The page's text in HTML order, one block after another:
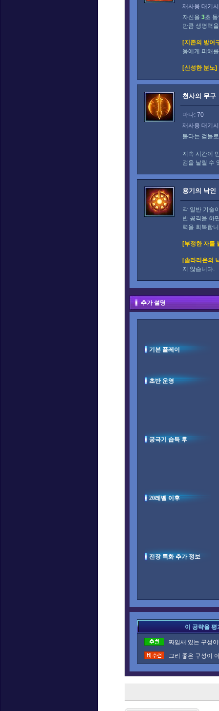
재사용 대기
자신을 3초
만큼 생명력
[지존의 방어
웅에게 피해
[신성한 분노]
천사의 무구
마나: 70
재사용 대기
불타는 검들
지속 시간이
검을 날릴 수
용기의 낙인
각 일반 기술
반 공격을 하
력을 회복합
[부정한 자를
[솔라리온의
지 않습니다.
추가 설명
기본 플레이
초반 운영
궁극기 습득 후
20레벨 이후
전장 특화 추가 정보
이 공략을
짜임새 있는 구성
그리 좋은 구성이